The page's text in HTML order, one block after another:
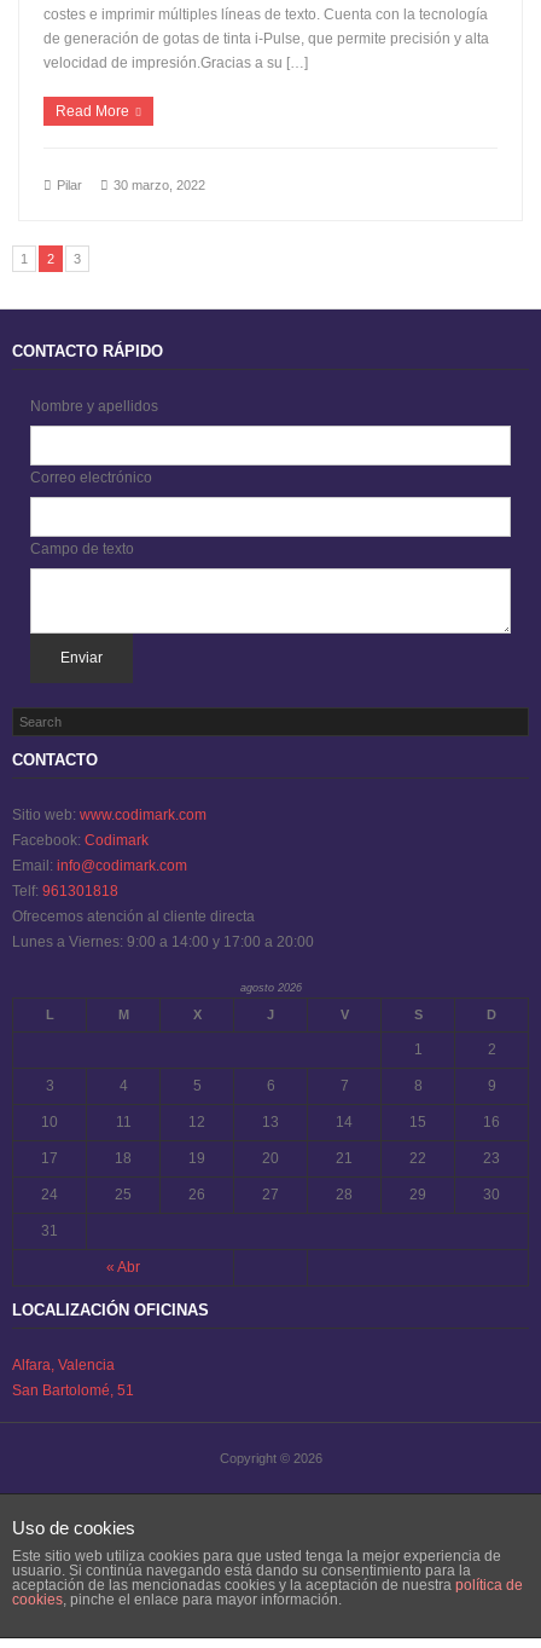
costes e imprimir múltiples líneas de texto. Cuenta con la tecnología
de generación de gotas de tinta i-Pulse, que permite precisión y alta
velocidad de impresión.Gracias a su […]
Read More
Pilar 30 marzo, 2022
1 2 3
CONTACTO RÁPIDO
Nombre y apellidos
Correo electrónico
Campo de texto
Enviar
CONTACTO
Sitio web: www.codimark.com
Facebook: Codimark
Email: info@codimark.com
Telf: 961301818
Ofrecemos atención al cliente directa
Lunes a Viernes: 9:00 a 14:00 y 17:00 a 20:00
agosto 2026
L M X J V S D
« Abr
1 2
3 4 5 6 7 8 9
10 11 12 13 14 15 16
17 18 19 20 21 22 23
24 25 26 27 28 29 30
31
LOCALIZACIÓN OFICINAS
Alfara, Valencia
San Bartolomé, 51
Copyright © 2026
Uso de cookies
Este sitio web utiliza cookies para que usted tenga la mejor experiencia de
usuario. Si continúa navegando está dando su consentimiento para la
aceptación de las mencionadas cookies y la aceptación de nuestra política de
cookies, pinche el enlace para mayor información.